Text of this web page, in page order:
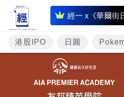
經一 x《華爾街
即
時
財
經
專
題
港股IPO 日圓